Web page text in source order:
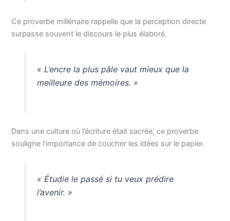
Ce proverbe millénaire rappelle que la perception directe
surpasse souvent le discours le plus élaboré.
« L’encre la plus pâle vaut mieux que la
meilleure des mémoires. »
Dans une culture où l’écriture était sacrée, ce proverbe
souligne l’importance de coucher les idées sur le papier.
« Étudie le passé si tu veux prédire
l’avenir. »